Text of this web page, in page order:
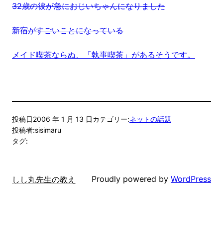
32歳の彼が急におじいちゃんになりました
新宿がすごいことになっている
メイド喫茶ならぬ、「執事喫茶」があるそうです。
投稿日2006 年 1 月 13 日カテゴリー:ネットの話題
投稿者:sisimaru
タグ:
しし丸先生の教え Proudly powered by WordPress